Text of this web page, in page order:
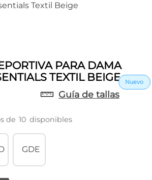
Textil Beige
PARA DAMA
TEXTIL BEIGE
Guía de tallas
de 10 disponibles
GDE